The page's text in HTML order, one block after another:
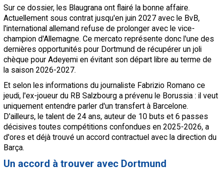
Sur ce dossier, les Blaugrana ont flairé la bonne affaire.
Actuellement sous contrat jusqu'en juin 2027 avec le BvB,
l'international allemand refuse de prolonger avec le vice-
champion d'Allemagne. Ce mercato représente donc l'une des
dernières opportunités pour Dortmund de récupérer un joli
chèque pour Adeyemi en évitant son départ libre au terme de
la saison 2026-2027.
Et selon les informations du journaliste Fabrizio Romano ce
jeudi, l'ex-joueur du RB Salzbourg a prévenu le Borussia : il veut
uniquement entendre parler d'un transfert à Barcelone.
D'ailleurs, le talent de 24 ans, auteur de 10 buts et 6 passes
décisives toutes compétitions confondues en 2025-2026, a
d'ores et déjà trouvé un accord contractuel avec la direction du
Barça.
Un accord à trouver avec Dortmund